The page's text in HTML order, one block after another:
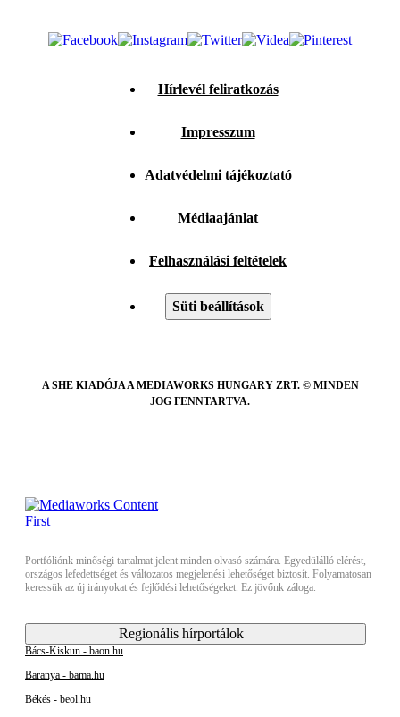
Hírlevél feliratkozás
Impresszum
Adatvédelmi tájékoztató
Médiaajánlat
Felhasználási feltételek
Süti beállítások
A SHE KIADÓJA A MEDIAWORKS HUNGARY ZRT. © MINDEN
JOG FENNTARTVA.
Portfóliónk minőségi tartalmat jelent minden olvasó számára. Egyedülálló elérést,
országos lefedettséget és változatos megjelenési lehetőséget biztosít. Folyamatosan
keressük az új irányokat és fejlődési lehetőségeket. Ez jövőnk záloga.
Regionális hírportálok
Bács-Kiskun - baon.hu
Baranya - bama.hu
Békés - beol.hu